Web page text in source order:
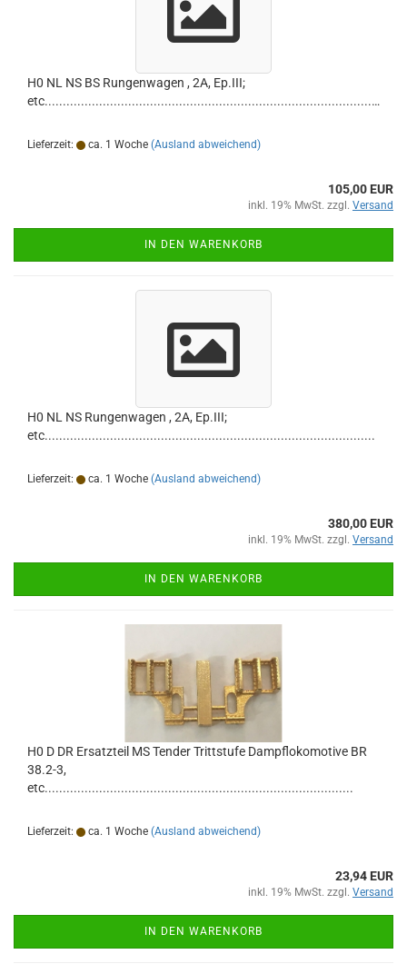
H0 NL NS BS Rungenwagen , 2A, Ep.III;
etc.............................................................................................
Lieferzeit: ca. 1 Woche (Ausland abweichend)
105,00 EUR
inkl. 19% MwSt. zzgl. Versand
IN DEN WARENKORB
H0 NL NS Rungenwagen , 2A, Ep.III;
etc...........................................................................................
Lieferzeit: ca. 1 Woche (Ausland abweichend)
380,00 EUR
inkl. 19% MwSt. zzgl. Versand
IN DEN WARENKORB
H0 D DR Ersatzteil MS Tender Trittstufe Dampflokomotive BR
38.2-3,
etc.....................................................................................
Lieferzeit: ca. 1 Woche (Ausland abweichend)
23,94 EUR
inkl. 19% MwSt. zzgl. Versand
IN DEN WARENKORB